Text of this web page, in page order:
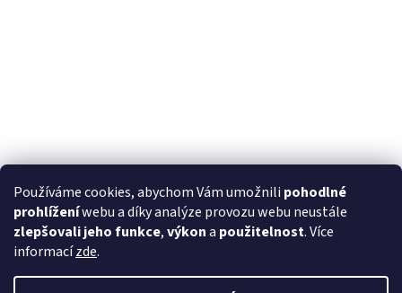
Používáme cookies, abychom Vám umožnili pohodlné
prohlíženíwebu a díky analýze provozu webu neustále
zlepšovali jeho funkce,výkona použitelnost. Více
informacízde.